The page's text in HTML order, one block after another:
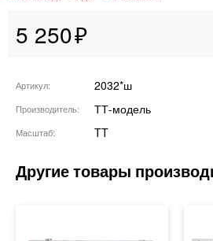
5 250
Артикул 2032*ш
Производитель ТТ-модель
Масштаб TT